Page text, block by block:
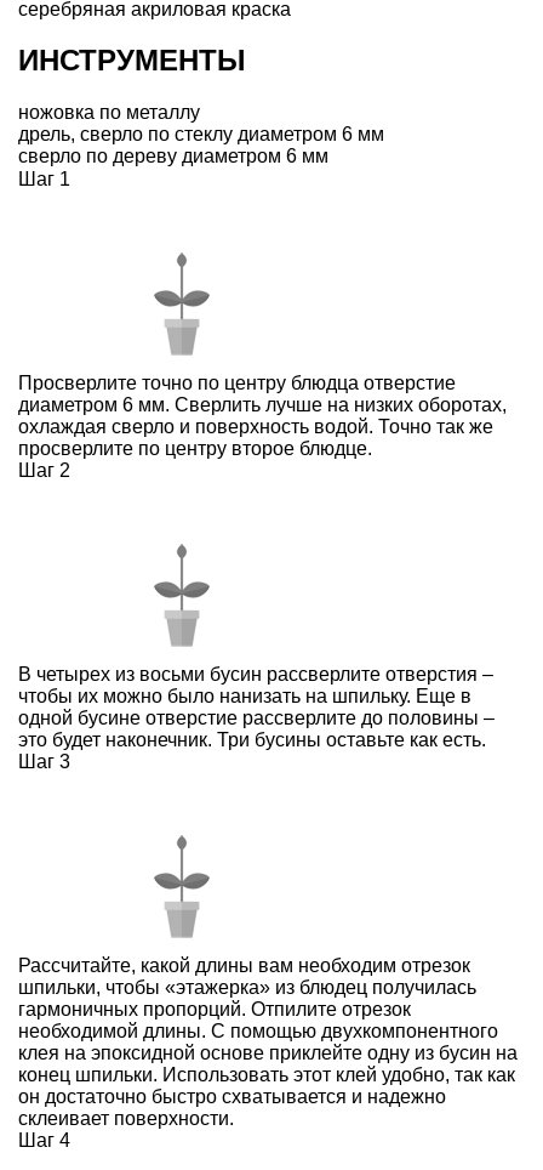
серебряная акриловая краска
ИНСТРУМЕНТЫ
ножовка по металлу
дрель, сверло по стеклу диаметром 6 мм
сверло по дереву диаметром 6 мм
Шаг 1
Просверлите точно по центру блюдца отверстие
диаметром 6 мм. Сверлить лучше на низких оборотах,
охлаждая сверло и поверхность водой. Точно так же
просверлите по центру второе блюдце.
Шаг 2
В четырех из восьми бусин рассверлите отверстия –
чтобы их можно было нанизать на шпильку. Еще в
одной бусине отверстие рассверлите до половины –
это будет наконечник. Три бусины оставьте как есть.
Шаг 3
Рассчитайте, какой длины вам необходим отрезок
шпильки, чтобы «этажерка» из блюдец получилась
гармоничных пропорций. Отпилите отрезок
необходимой длины. С помощью двухкомпонентного
клея на эпоксидной основе приклейте одну из бусин на
конец шпильки. Использовать этот клей удобно, так как
он достаточно быстро схватывается и надежно
склеивает поверхности.
Шаг 4